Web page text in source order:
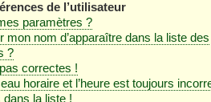
de l’utilisateur
paramètres ?
mon nom d’apparaître dans la liste des
?
correctes !
horaire et l’heure est toujours
dans la liste !